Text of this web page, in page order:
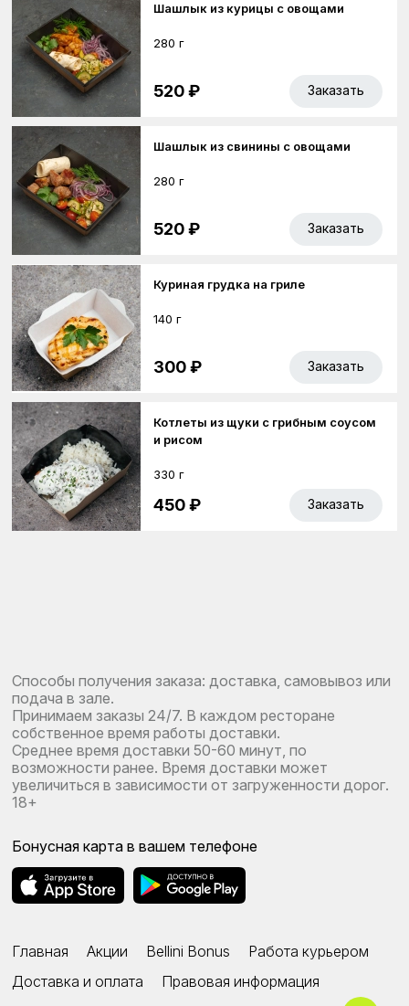
Шашлык из курицы с овощами
280 г
520 ₽ Заказать
Шашлык из свинины с овощами
280 г
520 ₽ Заказать
Куриная грудка на гриле
140 г
300 ₽ Заказать
Котлеты из щуки с грибным соусом
и рисом
330 г
450 ₽ Заказать
Способы получения заказа: доставка, самовывоз или
подача в зале.
Принимаем заказы 24/7. В каждом ресторане
собственное время работы доставки.
Среднее время доставки 50-60 минут, по
возможности ранее. Время доставки может
увеличиться в зависимости от загруженности дорог.
18+
Бонусная карта в вашем телефоне
Главная Акции Bellini Bonus
Работа курьером
Доставка и оплата
Правовая информация